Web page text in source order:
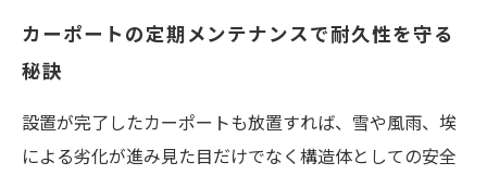
カーポートの定期メンテナンスで耐久性を守る
秘訣
設置が完了したカーポートも放置すれば、雪や風雨、埃
による劣化が進み見た目だけでなく構造体としての安全